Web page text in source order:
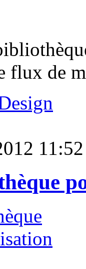
flux de
11:52